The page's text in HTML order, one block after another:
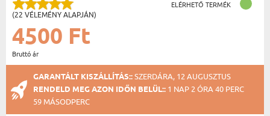
(22 VÉLEMÉNY ALAPJÁN)
ELÉRHETŐ TERMÉK
4500 Ft
Bruttó ár
GARANTÁLT KISZÁLLÍTÁS::SZERDÁRA, 12 AUGUSZTUS
RENDELD MEG AZON IDŐN BELÜL:: 1 NAP 2 ÓRA 40 PERC
59 MÁSODPERC